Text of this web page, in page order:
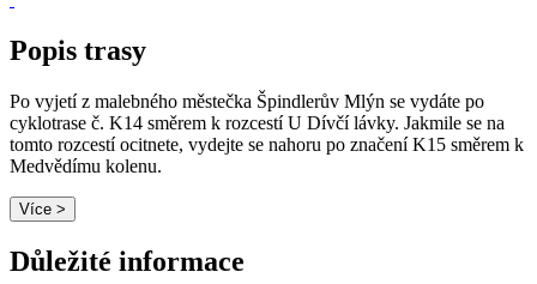
Popis trasy
Po vyjetí z malebného městečka Špindlerův Mlýn se vydáte po
cyklotrase č. K14 směrem k rozcestí U Dívčí lávky. Jakmile se na
tomto rozcestí ocitnete, vydejte se nahoru po značení K15 směrem k
Medvědímu kolenu.
Více >
Důležité informace